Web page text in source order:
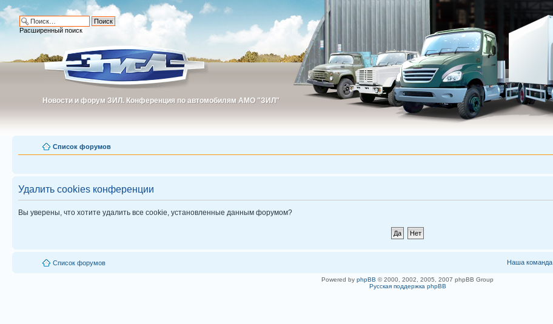
Новости и форум ЗИЛ. Конференция по автомобилям АМО "ЗИЛ"
Новости и форум ЗИЛ. Конференция по автомобилям АМО "ЗИЛ"
Расширенный поиск
Список форумов
Удалить cookies конференции
Вы уверены, что хотите удалить все cookie, установленные данным форумом?
Список форумов Наша команда
Powered by phpBB © 2000, 2002, 2005, 2007 phpBB Group
Русская поддержка phpBB